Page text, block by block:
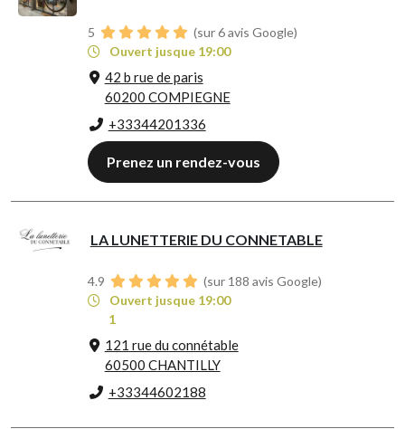
5
(sur 6 avis Google)
Ouvert jusque 19:00
42 b rue de paris
60200 COMPIEGNE
+33344201336
Prenez un rendez-vous
LA LUNETTERIE DU CONNETABLE
4.9
(sur 188 avis Google)
Ouvert jusque 19:00
1
121 rue du connétable
60500 CHANTILLY
+33344602188